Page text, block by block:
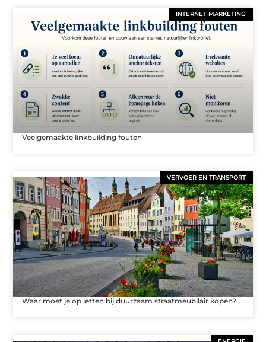
INTERNET MARKETING
Veelgemaakte linkbuilding fouten
VERVOER EN TRANSPORT
Waar moet je op letten bij duurzaam straatmeubilair kopen?